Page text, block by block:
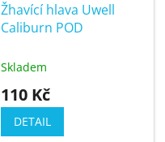
Žhavící hlava Uwell
Caliburn POD
Skladem
110 Kč
DETAIL